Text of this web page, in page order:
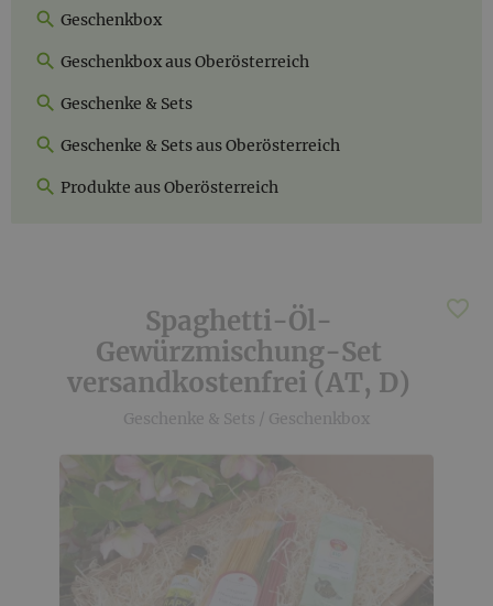
Geschenkbox
Geschenkbox aus Oberösterreich
Geschenke & Sets
Geschenke & Sets aus Oberösterreich
Produkte aus Oberösterreich
Spaghetti-Öl-
Gewürzmischung-Set
versandkostenfrei (AT, D)
Geschenke & Sets / Geschenkbox